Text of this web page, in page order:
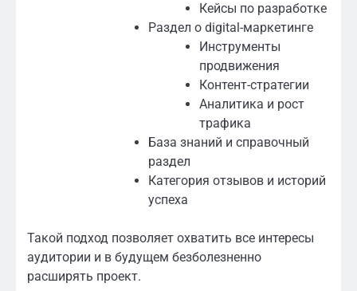
Кейсы по разработке
Раздел о digital-маркетинге
Инструменты
продвижения
Контент-стратегии
Аналитика и рост
трафика
База знаний и справочный
раздел
Категория отзывов и историй
успеха
Такой подход позволяет охватить все интересы
аудитории и в будущем безболезненно
расширять проект.